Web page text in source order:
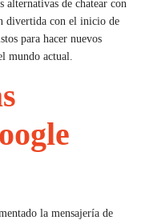
alternativas de chatear con
divertida con el inicio de
para hacer nuevos
mundo actual.
la mensajería de